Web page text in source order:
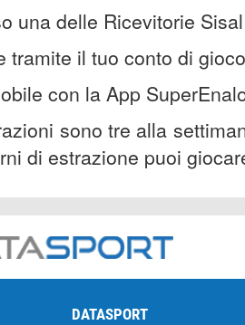
una delle Ricevitorie
tramite il tuo conto di gioco
con la App
sono tre alla
di estrazione puoi
DATASPORT